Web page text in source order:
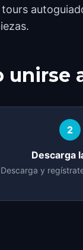
unirse
2
Descarga
Descarga y